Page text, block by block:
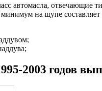
автомасла,
на щупе составляет
2003 годов